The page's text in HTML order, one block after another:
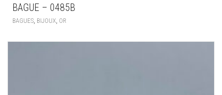
BAGUE – 0485B
BAGUES BIJOUX OR